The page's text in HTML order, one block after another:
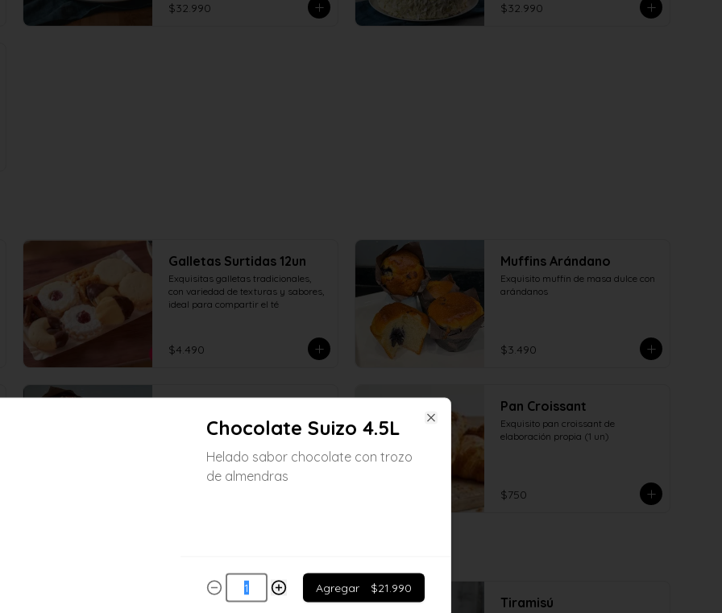
verdadero merengue italiano. 22
$32.990 $32.990
Galletas Surtidas 12un
Exquisitas galletas tradicionales,
con variedad de texturas y sabores,
ideal para compartir el té
$4.490
Muffins Arándano
Exquisito muffin de masa dulce con
arándanos
$3.490
crema
y dulce con sabor red velvet y crema
Pan Croissant
Exquisito pan croissant de
elaboración propia (1 un)
$750
Mousse ricota maracuyá Tiramisú
Chocolate Suizo 4.5L
Helado sabor chocolate con trozo
de almendras
Agregar $21.990
Close